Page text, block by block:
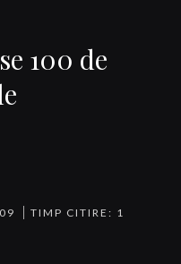
100 de
TIMP CITIRE: 1